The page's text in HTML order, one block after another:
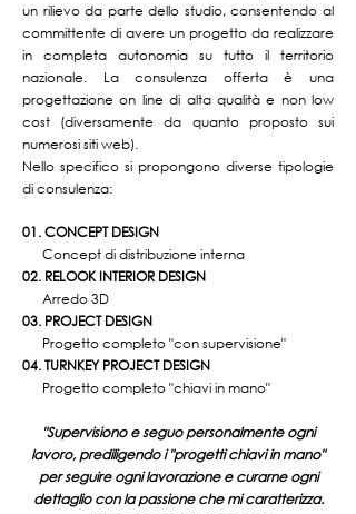
un rilievo da parte dello studio, consentendo al
committente di avere un progetto da realizzare
in completa autonomia su tutto il territorio
nazionale. La consulenza offerta è una
progettazione on line di alta qualità e non low
cost (diversamente da quanto proposto sui
numerosi siti web).
Nello specifico si propongono diverse tipologie
di consulenza:
01. CONCEPT DESIGN
Concept di distribuzione interna
02. RELOOK INTERIOR DESIGN
Arredo 3D
03. PROJECT DESIGN
Progetto completo "con supervisione"
04. TURNKEY PROJECT DESIGN
Progetto completo "chiavi in mano"
"Supervisiono e seguo personalmente ogni
lavoro, prediligendo i "progetti chiavi in mano"
per seguire ogni lavorazione e curarne ogni
dettaglio con la passione che mi caratterizza.